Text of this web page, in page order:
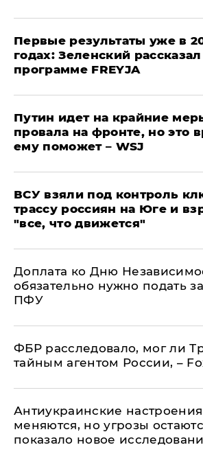
Первые результаты уже в
годах: Зеленский
программе FREYJA
Путин идет на крайние
провала на фронте, но это
ему поможет – WSJ
ВСУ взяли под контроль
трассу россиян на Юге и
"все, что движется"
Доплата ко Дню
обязательно нужно подать
ПФУ
ФБР расследовало, мог ли
тайным агентом России, –
Антиукраинские
меняются, но угрозы
показало новое